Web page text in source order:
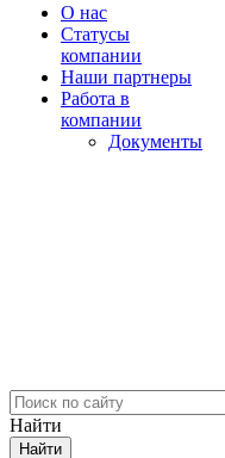
О нас
Cтатусы
компании
Наши партнеры
Работа в
компании
Документы
Найти